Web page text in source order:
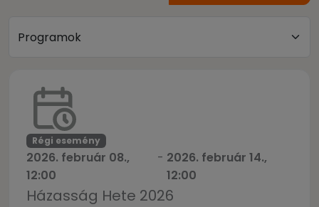
Régi esemény
2026. február 08.,
12:00
- 2026. február 14.,
12:00
Házasság Hete 2026